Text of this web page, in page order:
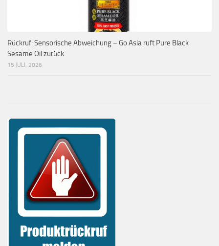
Rückruf: Sensorische Abweichung – Go Asia ruft Pure Black
Sesame Oil zurück
15 JULI, 2026